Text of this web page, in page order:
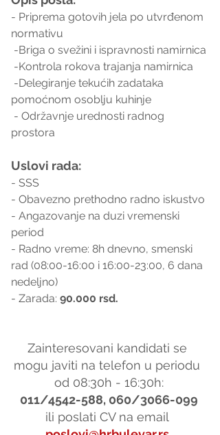
- Priprema gotovih jela po utvrđenom
normativu
-Briga o svežini i ispravnosti namirnica
-Kontrola rokova trajanja namirnica
pomoćnom osoblju kuhinje
prostora
Uslovi rada:
- SSS
- Obavezno prethodno radno iskustvo
- Angazovanje na duzi vremenski
period
- Radno vreme: 8h dnevno, smenski
rad (08:00-16:00 i 16:00-23:00, 6 dana
nedeljno)
- Zarada: 90.000 rsd.
Zainteresovani kandidati se
mogu javiti na telefon u periodu
od 08:30h - 16:30h:
011/4542-588, 060/3066-099
ili poslati CV na email